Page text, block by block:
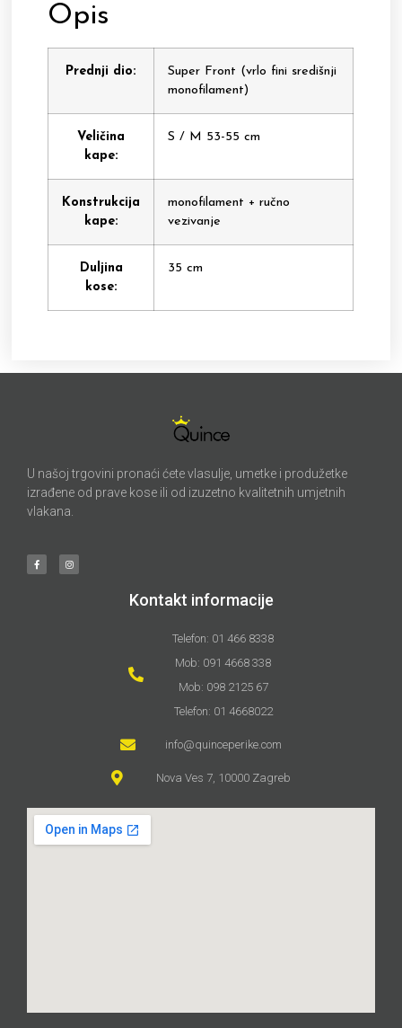
Opis
Prednji dio:
Super Front (vrlo fini središnji
monofilament)
Veličina
kape:
S / M 53-55 cm
Konstrukcija
kape:
monofilament + ručno
vezivanje
Duljina
kose:
35 cm
U našoj trgovini pronaći ćete vlasulje, umetke i produžetke
izrađene od prave kose ili od izuzetno kvalitetnih umjetnih
vlakana.
Kontakt informacije
Telefon: 01 466 8338
Mob: 091 4668 338
Mob: 098 2125 67
Telefon: 01 4668022
info@quinceperike.com
Nova Ves 7, 10000 Zagreb